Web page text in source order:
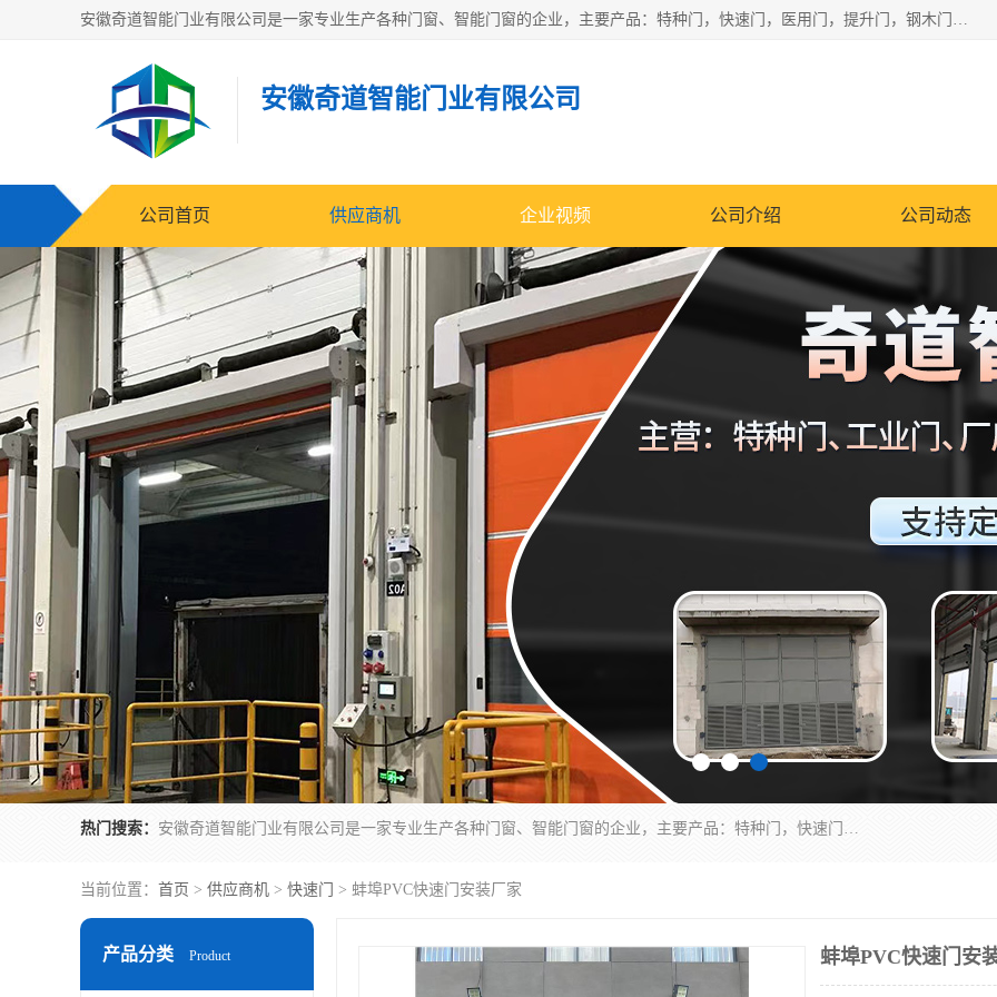
安徽奇道智能门业有限公司是一家专业生产各种门窗、智能门窗的企业，主要产品：特种门，快速门，医用门，提升门，钢木门，智能道闸，钢大门，平移门，卷帘门，保温门，钢制自由门，防火门等，欢迎前来咨询采购。
安徽奇道智能门业有限公司
公司首页 供应商机 企业视频 公司介绍 公司动态
热门搜索： 安徽奇道智能门业有限公司是一家专业生产各种门窗、智能门窗的企业，主要产品：特种门，快速门，医用门，提升门，钢木门，智能道闸，钢大门，平移门，卷帘门，保温门，钢制自由门，防火门等，欢迎前来咨询采购。
当前位置： 首页 > 供应商机 > 快速门 > 蚌埠PVC快速门安装厂家
产品分类 Product 蚌埠PVC快速门安